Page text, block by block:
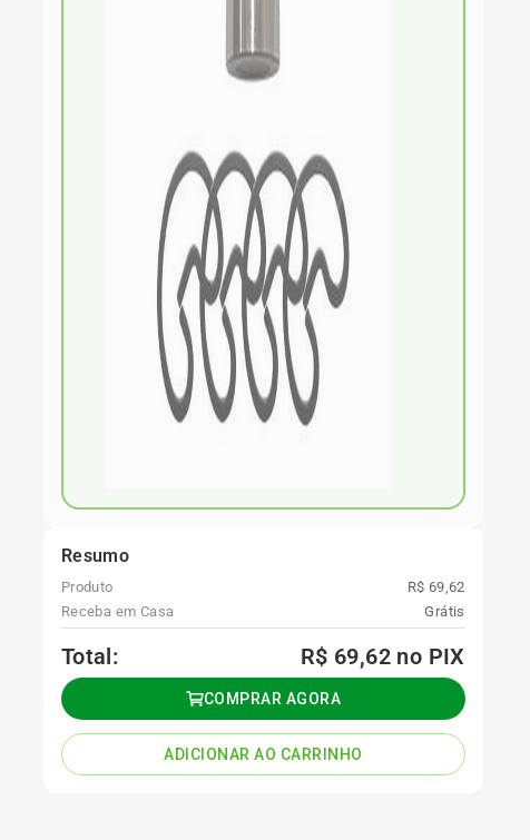
Resumo
Produto
R$ 69,62
Receba em Casa
Grátis
Total: R$ 69,62 no PIX
COMPRAR AGORA
ADICIONAR AO CARRINHO